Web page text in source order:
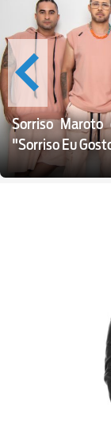
Sorriso
"Sorriso Eu